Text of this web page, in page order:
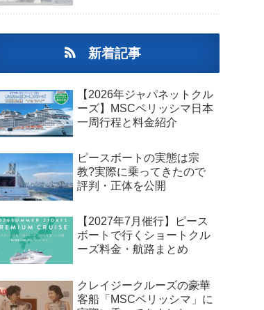
新着記事
【2026年ジャパネットクル
ーズ】MSCベリッシマ日本
一周行程と料金紹介
ピースボートの実態は宗
教?実際に乗ってきたので
評判・正体を公開
【2027年7月催行】ピース
ボートで行くショートクル
ーズ料金・航路まとめ
クレイジークルーズの豪華
客船「MSCベリッシマ」に